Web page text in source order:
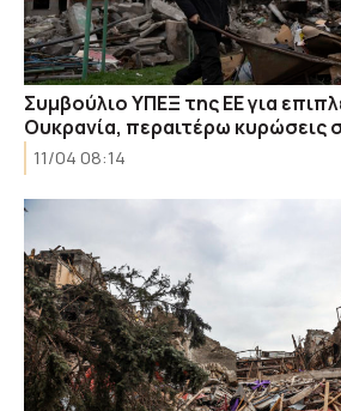
Συμβούλιο ΥΠΕΞ της ΕΕ για
Ουκρανία, περαιτέρω κυρώσεις
11/04 08:14